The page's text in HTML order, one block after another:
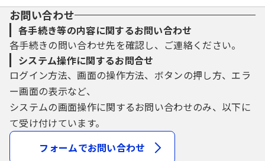
お問い合わせ
各手続き等の内容に関するお問い合わせ
各手続きの問い合わせ先を確認し、ご連絡ください。
システム操作に関するお問合せ
ログイン方法、画面の操作方法、ボタンの押し方、エラ
ー画面の表示など、
システムの画面操作に関するお問い合わせのみ、以下に
て受け付けています。
フォームでお問い合わせ